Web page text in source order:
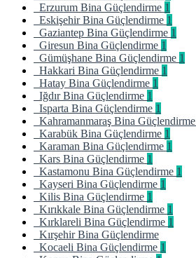
Erzurum Bina Güçlendirme 1
Eskişehir Bina Güçlendirme 1
Gaziantep Bina Güçlendirme 1
Giresun Bina Güçlendirme 1
Gümüşhane Bina Güçlendirme 1
Hakkari Bina Güçlendirme 1
Hatay Bina Güçlendirme 1
Iğdır Bina Güçlendirme 1
Isparta Bina Güçlendirme 1
Kahramanmaraş Bina Güçlendirme
Karabük Bina Güçlendirme 1
Karaman Bina Güçlendirme 1
Kars Bina Güçlendirme 1
Kastamonu Bina Güçlendirme 1
Kayseri Bina Güçlendirme 1
Kilis Bina Güçlendirme 1
Kırıkkale Bina Güçlendirme 1
Kırklareli Bina Güçlendirme 1
Kırşehir Bina Güçlendirme
Kocaeli Bina Güçlendirme 1